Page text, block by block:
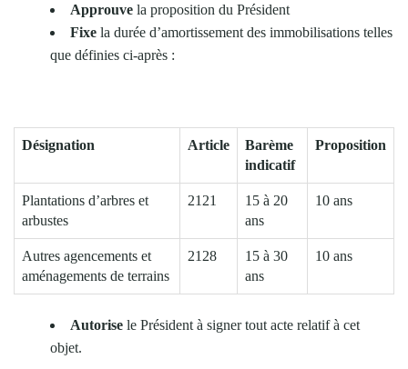
Approuve la proposition du Président
Fixe la durée d’amortissement des immobilisations telles
que définies ci-après :
Désignation Article
Barème
indicatif
Proposition
Plantations d’arbres et
arbustes
2121
15 à 20
ans
10 ans
Autres agencements et
aménagements de terrains
2128
15 à 30
ans
10 ans
Autorise le Président à signer tout acte relatif à cet
objet.